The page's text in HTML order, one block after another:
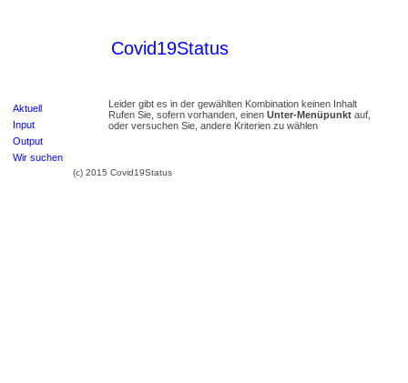
Covid19Status
Aktuell
Input
Output
Wir suchen
Leider gibt es in der gewählten Kombination keinen Inhalt
Rufen Sie, sofern vorhanden, einen Unter-Menüpunkt auf,
oder versuchen Sie, andere Kriterien zu wählen
(c) 2015 Covid19Status